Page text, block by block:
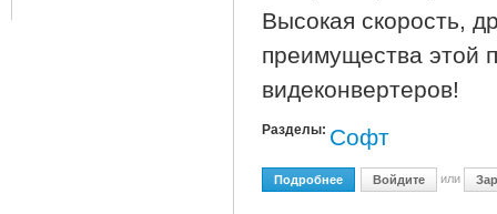
Высокая скорость,
преимущества этой
видеконвертеров!
Разделы: Софт
Подробнее О Apex Video Converter
Войдите или